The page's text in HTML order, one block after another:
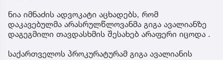
ნია იმნაძის ადვოკატი აცხადებს, რომ
დაკავებულმა არასრულწლოვანმა გიგა ავალიანზე
დაგეგმილი თავდასხმის შესახებ არაფერი იცოდა .
საქართველოს პროკურატურამ გიგა ავალიანის